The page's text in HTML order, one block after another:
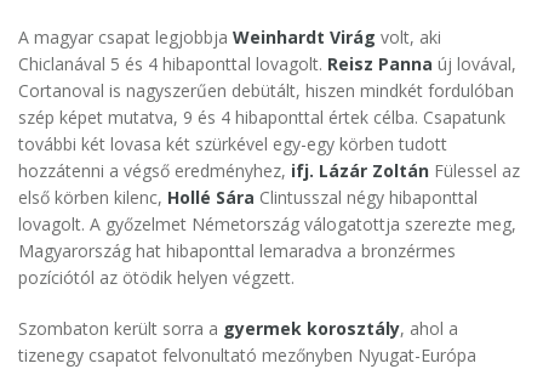
A magyar csapat legjobbja Weinhardt Virág volt, aki
Chiclanával 5 és 4 hibaponttal lovagolt. Reisz Panna új lovával,
Cortanoval is nagyszerűen debütált, hiszen mindkét fordulóban
szép képet mutatva, 9 és 4 hibaponttal értek célba. Csapatunk
további két lovasa két szürkével egy-egy körben tudott
hozzátenni a végső eredményhez, ifj. Lázár Zoltán Fülessel az
első körben kilenc, Hollé Sára Clintusszal négy hibaponttal
lovagolt. A győzelmet Németország válogatottja szerezte meg,
Magyarország hat hibaponttal lemaradva a bronzérmes
pozíciótól az ötödik helyen végzett.
Szombaton került sorra a gyermek korosztály, ahol a
tizenegy csapatot felvonultató mezőnyben Nyugat-Európa